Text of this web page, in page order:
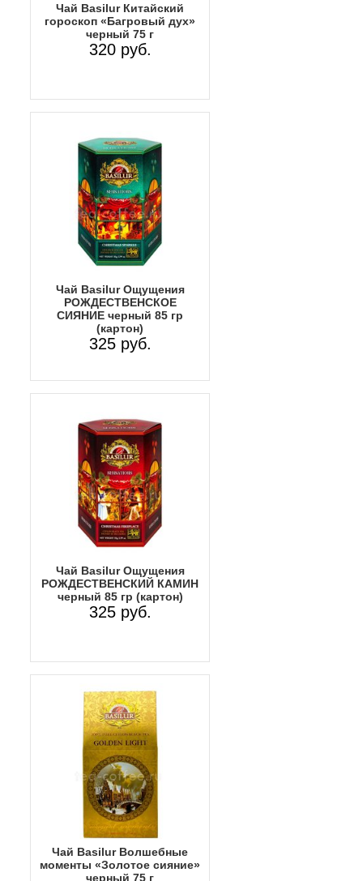
Чай Basilur Китайский
гороскоп «Багровый дух»
черный 75 г
320 руб.
Чай Basilur Ощущения
РОЖДЕСТВЕНСКОЕ
СИЯНИЕ черный 85 гр
(картон)
325 руб.
Чай Basilur Ощущения
РОЖДЕСТВЕНСКИЙ КАМИН
черный 85 гр (картон)
325 руб.
Чай Basilur Волшебные
моменты «Золотое сияние»
черный 75 г